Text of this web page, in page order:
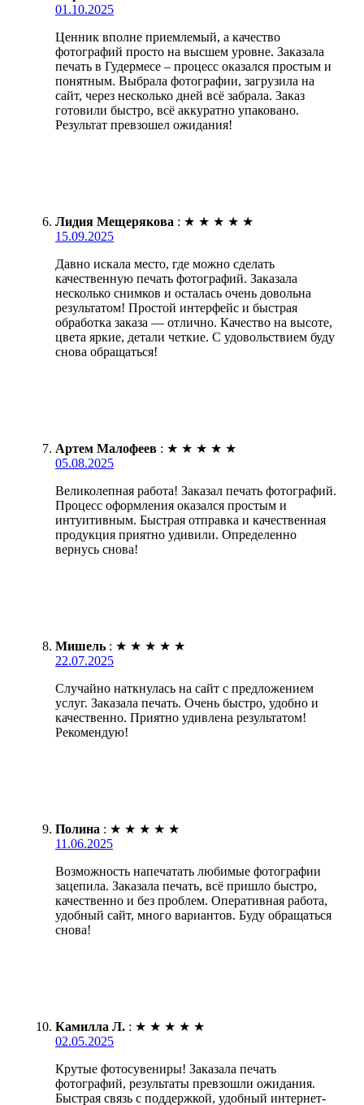
01.10.2025
Ценник вполне приемлемый, а качество
фотографий просто на высшем уровне. Заказала
печать в Гудермесе – процесс оказался простым и
понятным. Выбрала фотографии, загрузила на
сайт, через несколько дней всё забрала. Заказ
готовили быстро, всё аккуратно упаковано.
Результат превзошел ожидания!
Лидия Мещерякова : ★ ★ ★ ★ ★
15.09.2025
Давно искала место, где можно сделать
качественную печать фотографий. Заказала
несколько снимков и осталась очень довольна
результатом! Простой интерфейс и быстрая
обработка заказа — отлично. Качество на высоте,
цвета яркие, детали четкие. С удовольствием буду
снова обращаться!
Артем Малофеев : ★ ★ ★ ★ ★
05.08.2025
Великолепная работа! Заказал печать фотографий.
Процесс оформления оказался простым и
интуитивным. Быстрая отправка и качественная
продукция приятно удивили. Определенно
вернусь снова!
Мишель : ★ ★ ★ ★ ★
22.07.2025
Случайно наткнулась на сайт с предложением
услуг. Заказала печать. Очень быстро, удобно и
качественно. Приятно удивлена результатом!
Рекомендую!
Полина : ★ ★ ★ ★ ★
11.06.2025
Возможность напечатать любимые фотографии
зацепила. Заказала печать, всё пришло быстро,
качественно и без проблем. Оперативная работа,
удобный сайт, много вариантов. Буду обращаться
снова!
Камилла Л. : ★ ★ ★ ★ ★
02.05.2025
Крутые фотосувениры! Заказала печать
фотографий, результаты превзошли ожидания.
Быстрая связь с поддержкой, удобный интернет-